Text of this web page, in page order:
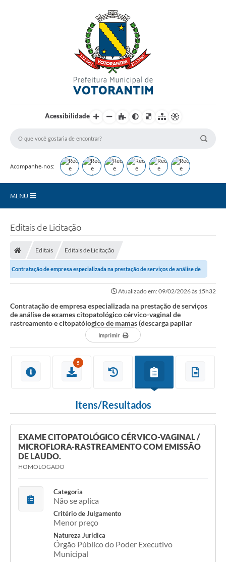
Acessibilidade
Acompanhe-nos:
MENU
Vagas PAT
Perguntas e Respostas Frequentes
Empreendedor
Incentivos Fiscais
Plano Municipal de Retomada das Aulas Presenciais
COVID - 19
Diário Oficial
Jornal (Edições anteriores)
Uso de Internet e Recursos de Informática
Plano Municipal de Saneamento Básico
Editais de Licitação
Editais Editais de Licitação
Contratação de empresa especializada na prestação de serviços de análise de
Atualizado em: 09/02/2026 às 15h32
Contratação de empresa especializada na prestação de serviços
de análise de exames citopatológico cérvico-vaginal de
rastreamento e citopatólogico de mamas (descarga papilar
Imprimir
5
Itens/Resultados
EXAME CITOPATOLÓGICO CÉRVICO-VAGINAL /
MICROFLORA-RASTREAMENTO COM EMISSÃO
DE LAUDO.
HOMOLOGADO
Categoria
Não se aplica
Critério de Julgamento
Menor preço
Natureza Jurídica
Órgão Público do Poder Executivo
Municipal